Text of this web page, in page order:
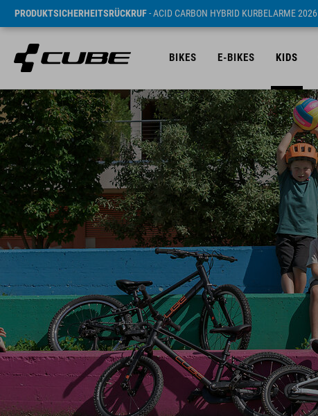
PRODUKTSICHERHEITSRÜCKRUF- ACID CARBON HYBRID KURBELARME 2026
BIKES E-BIKES KIDS